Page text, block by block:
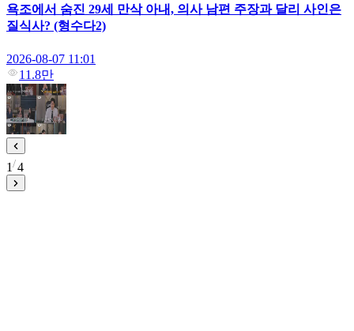
욕조에서 숨진 29세 만삭 아내, 의사 남편 주장과 달리 사인은
질식사? (형수다2)
2026-08-07 11:01
11.8만
1 4